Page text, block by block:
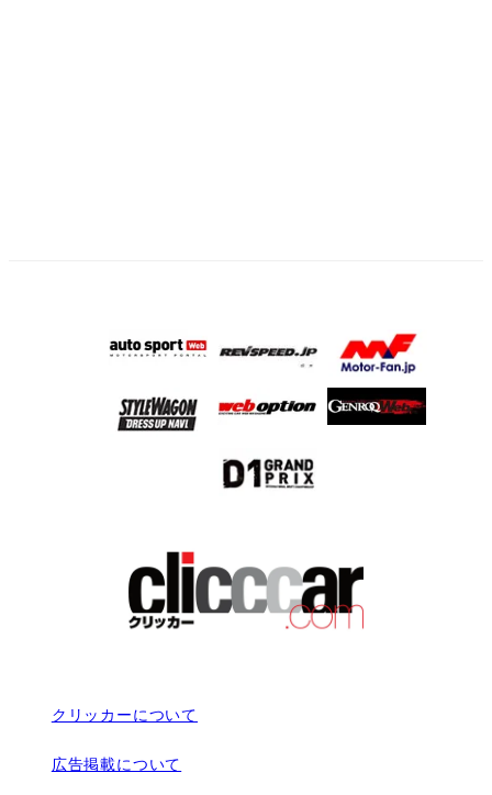
クリッカーについて
広告掲載について